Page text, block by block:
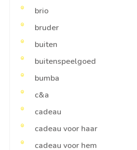
brio
bruder
buiten
buitenspeelgoed
bumba
c&a
cadeau
cadeau voor haar
cadeau voor hem